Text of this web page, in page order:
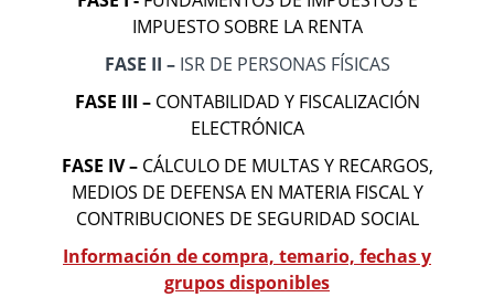
IMPUESTO SOBRE LA RENTA
FASE II – ISR DE PERSONAS FÍSICAS
FASE III – CONTABILIDAD Y FISCALIZACIÓN
ELECTRÓNICA
FASE IV – CÁLCULO DE MULTAS Y RECARGOS,
MEDIOS DE DEFENSA EN MATERIA FISCAL Y
CONTRIBUCIONES DE SEGURIDAD SOCIAL
Información de compra, temario, fechas y
grupos disponibles